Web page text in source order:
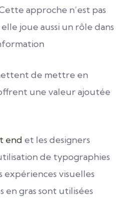
approche n’est pas
joue aussi un rôle dans
de mettre en
une valeur ajoutée
end et les designers
de typographies
visuelles
en gras sont utilisées